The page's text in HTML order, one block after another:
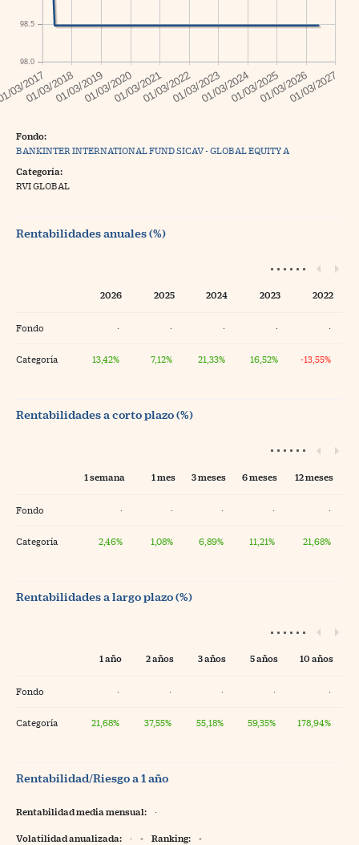
98.0
98.5
Fondo:
BANKINTER INTERNATIONAL FUND SICAV - GLOBAL EQUITY A
Categoría:
RVI GLOBAL
Rentabilidades anuales (%)
2026 2025 2024 2023 2022
Fondo · · · · ·
Categoría 13,42% 7,12% 21,33% 16,52% -13,55%
Rentabilidades a corto plazo (%)
1 semana 1 mes 3 meses 6 meses 12 meses
Fondo · · · · ·
Categoría 2,46% 1,08% 6,89% 11,21% 21,68%
Rentabilidades a largo plazo (%)
1 año 2 años 3 años 5 años 10 años
Fondo · · · · ·
Categoría 21,68% 37,55% 55,18% 59,35% 178,94%
Rentabilidad/Riesgo a 1 año
Rentabilidad media mensual: ·
Volatilidad anualizada: · - Ranking: -